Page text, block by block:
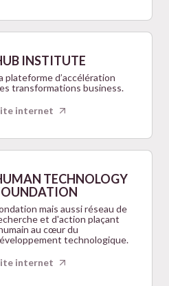
INSTITUTE
plateforme d’accélération
transformations business.
internet
TECHNOLOGY
mais aussi réseau de
et d'action plaçant
au cœur du
technologique.
internet